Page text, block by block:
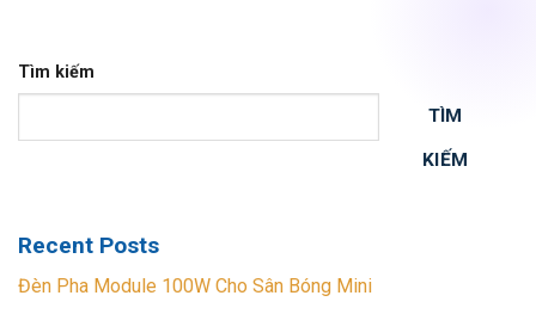
Tìm kiếm
TÌM
KIẾM
Recent Posts
Đèn Pha Module 100W Cho Sân Bóng Mini